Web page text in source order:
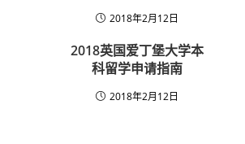
2018年2月12日
2018英国爱丁堡大学本
科留学申请指南
2018年2月12日